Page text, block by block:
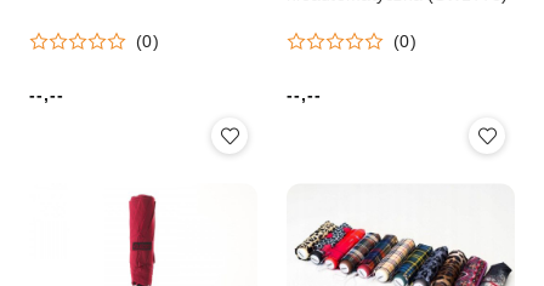
(0)
Cena:
--,--
(0)
Cena:
--,--